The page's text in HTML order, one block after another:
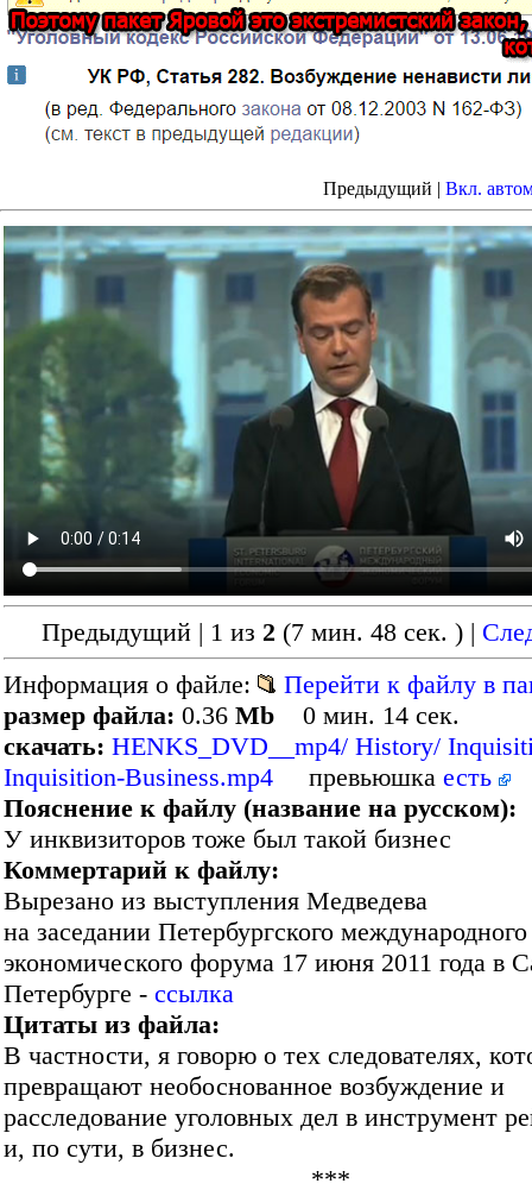
Предыдущий | Вкл.
Предыдущий | 1 из 2 (7 мин. 48 сек. ) |
Информация о файле:
Перейти к файлу в
размер файла: 0.36 Mb 0 мин. 14 сек.
скачать: HENKS_DVD__mp4/ History/
Inquisition-Business.mp4 превьюшка есть
Пояснение к файлу (название на русском):
У инквизиторов тоже был такой бизнес
Коммертарий к файлу:
Вырезано из выступления Медведева
на заседании Петербургского международного
экономического форума 17 июня 2011 года в
Петербурге - ссылка
Цитаты из файла:
В частности, я говорю о тех следователях,
превращают необоснованное возбуждение и
расследование уголовных дел в инструмент
и, по сути, в бизнес.
***